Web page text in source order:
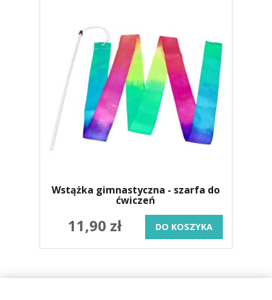
Wstążka gimnastyczna - szarfa do
ćwiczeń
11,90 zł DO KOSZYKA